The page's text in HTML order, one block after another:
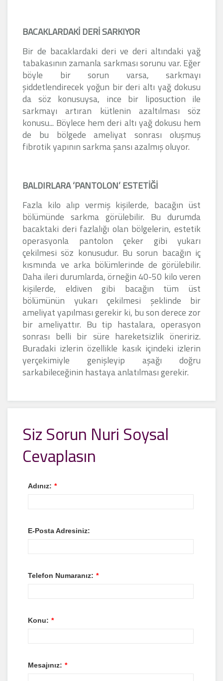
BACAKLARDAKİ DERİ SARKIYOR
Bir de bacaklardaki deri ve deri altındaki yağ
tabakasının zamanla sarkması sorunu var. Eğer
böyle bir sorun varsa, sarkmayı
şiddetlendirecek yoğun bir deri altı yağ dokusu
da söz konusuysa, ince bir liposuction ile
sarkmayı artıran kütlenin azaltılması söz
konusu... Böylece hem deri altı yağ dokusu hem
de bu bölgede ameliyat sonrası oluşmuş
fibrotik yapının sarkma şansı azalmış oluyor.
BALDIRLARA ‘PANTOLON’ ESTETİĞİ
Fazla kilo alıp vermiş kişilerde, bacağın üst
bölümünde sarkma görülebilir. Bu durumda
bacaktaki deri fazlalığı olan bölgelerin, estetik
operasyonla pantolon çeker gibi yukarı
çekilmesi söz konusudur. Bu sorun bacağın iç
kısmında ve arka bölümlerinde de görülebilir.
Daha ileri durumlarda, örneğin 40-50 kilo veren
kişilerde, eldiven gibi bacağın tüm üst
bölümünün yukarı çekilmesi şeklinde bir
ameliyat yapılması gerekir ki, bu son derece zor
bir ameliyattır. Bu tip hastalara, operasyon
sonrası belli bir süre hareketsizlik öneririz.
Buradaki izlerin özellikle kasık içindeki izlerin
yerçekimiyle genişleyip aşağı doğru
sarkabileceğinin hastaya anlatılması gerekir.
Siz Sorun Nuri Soysal
Cevaplasın
Adınız: *
E-Posta Adresiniz:
Telefon Numaranız: *
Konu: *
Mesajınız: *